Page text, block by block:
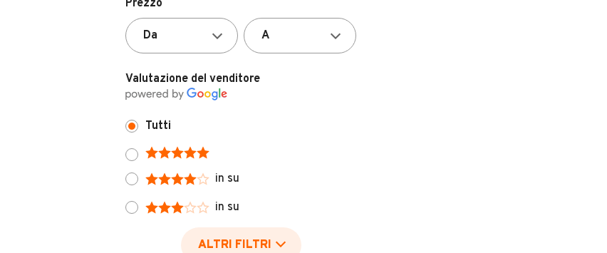
Prezzo
Valutazione del venditore
Tutti
in su
in su
ALTRI FILTRI